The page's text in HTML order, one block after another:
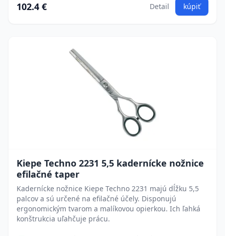
102.4 € Detail kúpiť
Kiepe Techno 2231 5,5 kadernícke nožnice
efilačné taper
Kadernícke nožnice Kiepe Techno 2231 majú dĺžku 5,5
palcov a sú určené na efilačné účely. Disponujú
ergonomickým tvarom a malíkovou opierkou. Ich ľahká
konštrukcia uľahčuje prácu.